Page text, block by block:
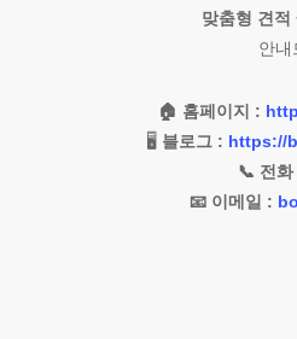
맞춤형 견적
안내
🏠 홈페이지 :
🖥️ 블로그 : https://
📞 전화
📧 이메일 :